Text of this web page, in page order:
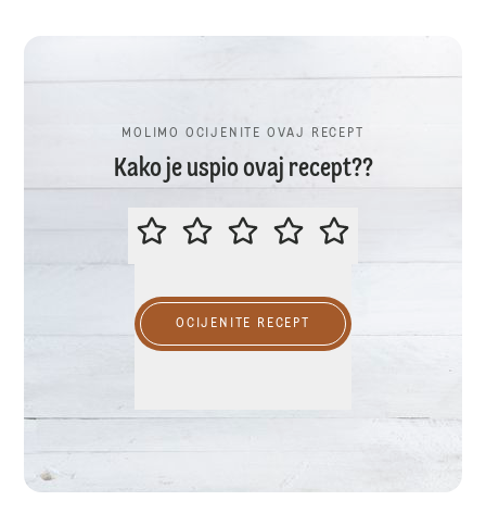
MOLIMO OCIJENITE OVAJ RECEPT
Kako je uspio ovaj recept??
MOLIMO OCIJENITE OVAJ
OCIJENITE RECEPT